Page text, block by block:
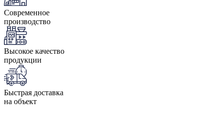
Современное
производство
Высокое качество
продукции
Быстрая доставка
на объект